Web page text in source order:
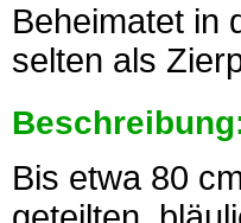
Beheimatet in
selten als
Bis etwa 80